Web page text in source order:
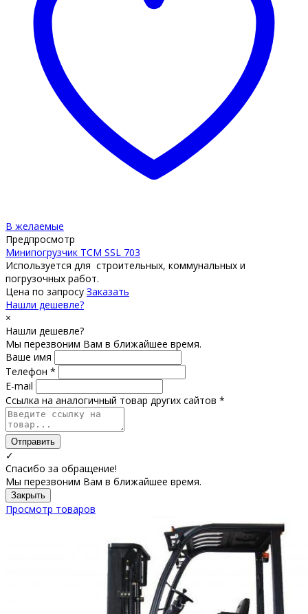
В желаемые
Предпросмотр
Минипогрузчик TCM SSL 703
Используется для строительных, коммунальных и
погрузочных работ.
Цена по запросу Заказать
Нашли дешевле?
×
Нашли дешевле?
Мы перезвоним Вам в ближайшее время.
Ваше имя
Телефон *
E-mail
Ссылка на аналогичный товар других сайтов *
Отправить
✓
Спасибо за обращение!
Мы перезвоним Вам в ближайшее время.
Закрыть
Просмотр товаров